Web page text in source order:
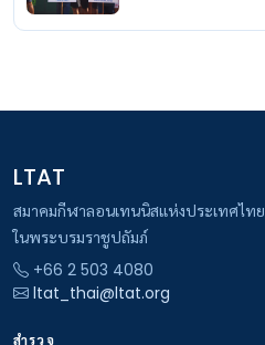
LTAT
สมาคมกีฬาลอนเทนนิสแห่งประเทศไทย
ในพระบรมราชูปถัมภ์
+66 2 503 4080
ltat_thai@ltat.org
สำรวจ